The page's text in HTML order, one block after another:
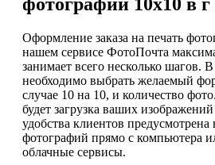
Оформление заказа на печать
нашем сервисе ФотоПочта
занимает всего несколько шагов.
необходимо выбрать желаемый
случае 10 на 10, и количество
будет загрузка ваших
удобства клиентов предусмотрена
фотографий прямо с компьютера
облачные сервисы.